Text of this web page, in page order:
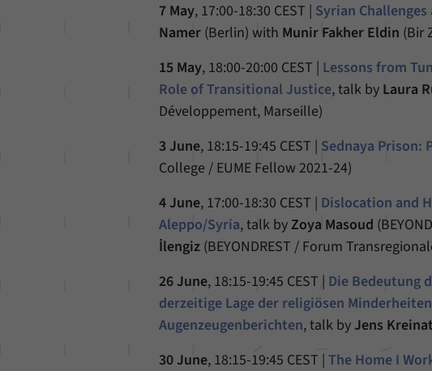
7 May, 17:00-18:30 CEST | Syrian
Namer (Berlin) with Munir Fakher Eldin (Bir
15 May, 18:00-20:00 CEST | Lessons from
Role of Transitional Justice, talk by Laura
Développement, Marseille)
3 June, 18:15-19:45 CEST | Sednaya Prison:
College / EUME Fellow 2021-24)
4 June, 17:00-18:30 CEST | Dislocation and
Aleppo/Syria, talk byZoya Masoud
İlengiz (BEYONDREST / Forum
26 June, 18:15-19:45 CEST | Die Bedeutung
derzeitige Lage der religiösen
Augenzeugenberichten, talk byJens
30 June, 18:15-19:45 CEST |The Home I